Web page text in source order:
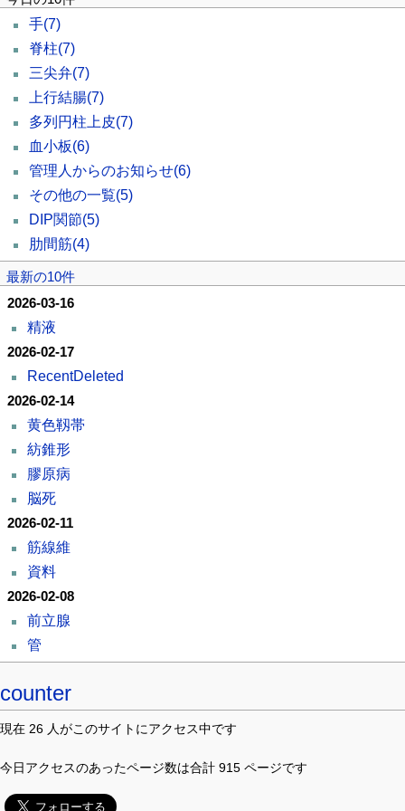
手(7)
脊柱(7)
三尖弁(7)
上行結腸(7)
多列円柱上皮(7)
血小板(6)
管理人からのお知らせ(6)
その他の一覧(5)
DIP関節(5)
肋間筋(4)
最新の10件
2026-03-16
精液
2026-02-17
RecentDeleted
2026-02-14
黄色靱帯
紡錐形
膠原病
脳死
2026-02-11
筋線維
資料
2026-02-08
前立腺
管
counter
現在 26 人がこのサイトにアクセス中です
今日アクセスのあったページ数は合計 915 ページです